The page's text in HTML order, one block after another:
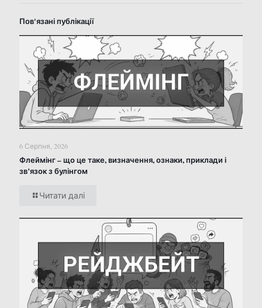
Пов'язані публікації
6 Серпня, 2026
Флеймінг – що це таке, визначення, ознаки, приклади і
зв’язок з булінгом
Читати далі